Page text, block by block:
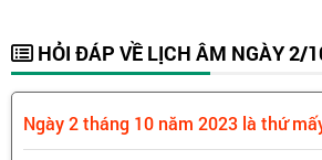
HỎI ĐÁP VỀ LỊCH ÂM NGÀY 2/
Ngày 2 tháng 10 năm 2023 là thứ